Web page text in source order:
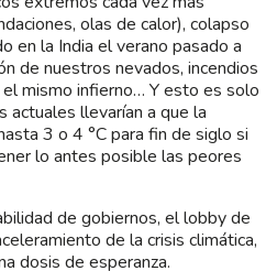
olas de calor), colapso
en la India el verano pasado a
de nuestros nevados, incendios
mismo infierno… Y esto es solo
actuales llevarían a que la
3 o 4 °C para fin de siglo si
lo antes posible las peores
de gobiernos, el lobby de
de la crisis climática,
dosis de esperanza.